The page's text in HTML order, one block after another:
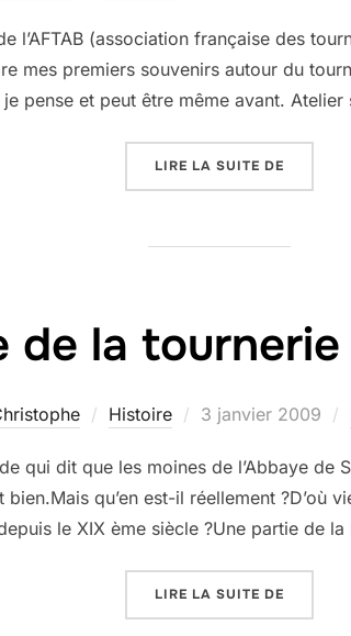
l’AFTAB (association française des
mes premiers souvenirs autour du
pense et peut être même avant.
LIRE LA SUITE DE
de la
Histoire
Publié
3 janvier 2009
qui dit que les moines de l’Abbaye de
qu’en est-il réellement ?D’où
le XIX ème siècle ?Une partie de
LIRE LA SUITE DE